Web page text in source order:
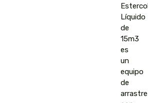
Líquido
de
15m3
es
un
equipo
de
arrastre